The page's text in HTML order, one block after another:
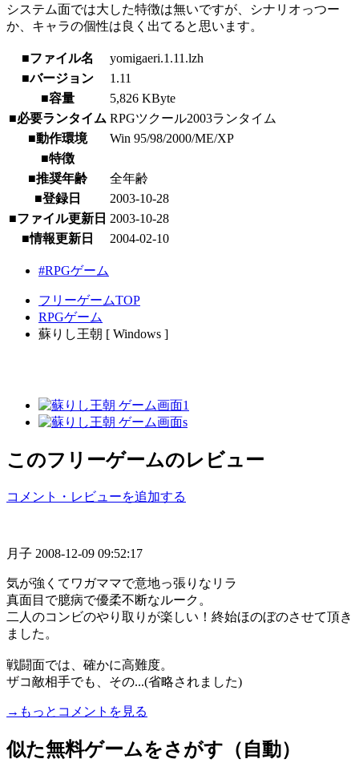
システム面では大した特徴は無いですが、シナリオっつー
か、キャラの個性は良く出てると思います。
■ファイル名
yomigaeri.1.11.lzh
■バージョン
1.11
■容量
5,826 KByte
■必要ランタイム RPGツクール2003ランタイム
■動作環境
Win 95/98/2000/ME/XP
■特徴
■推奨年齢
全年齢
■登録日
2003-10-28
■ファイル更新日 2003-10-28
■情報更新日
2004-02-10
#RPGゲーム
フリーゲームTOP
RPGゲーム
蘇りし王朝 [ Windows ]
このフリーゲームのレビュー
コメント・レビューを追加する
月子 2008-12-09 09:52:17
気が強くてワガママで意地っ張りなリラ
真面目で臆病で優柔不断なルーク。
二人のコンビのやり取りが楽しい！終始ほのぼのさせて頂き
ました。
戦闘面では、確かに高難度。
ザコ敵相手でも、その...(省略されました)
→もっとコメントを見る
似た無料ゲームをさがす（自動）